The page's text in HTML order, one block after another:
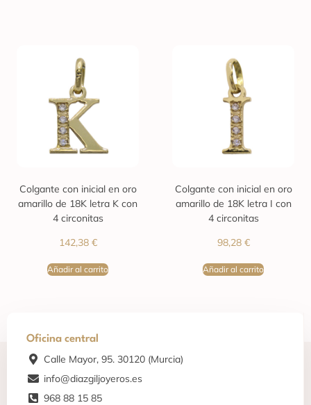
Colgante con inicial en oro
amarillo de 18K letra K con
4 circonitas
142,38 €
Añadir al carrito
Colgante con inicial en oro
amarillo de 18K letra I con
4 circonitas
98,28 €
Añadir al carrito
Oficina central
Calle Mayor, 95. 30120 (Murcia)
info@diazgiljoyeros.es
968 88 15 85